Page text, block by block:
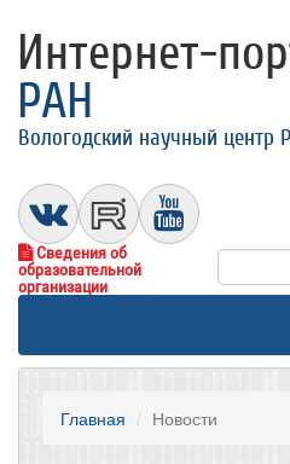
Интернет-
РАН
Вологодский научный центр
Сведения об
образовательной
организации
Главная Новости